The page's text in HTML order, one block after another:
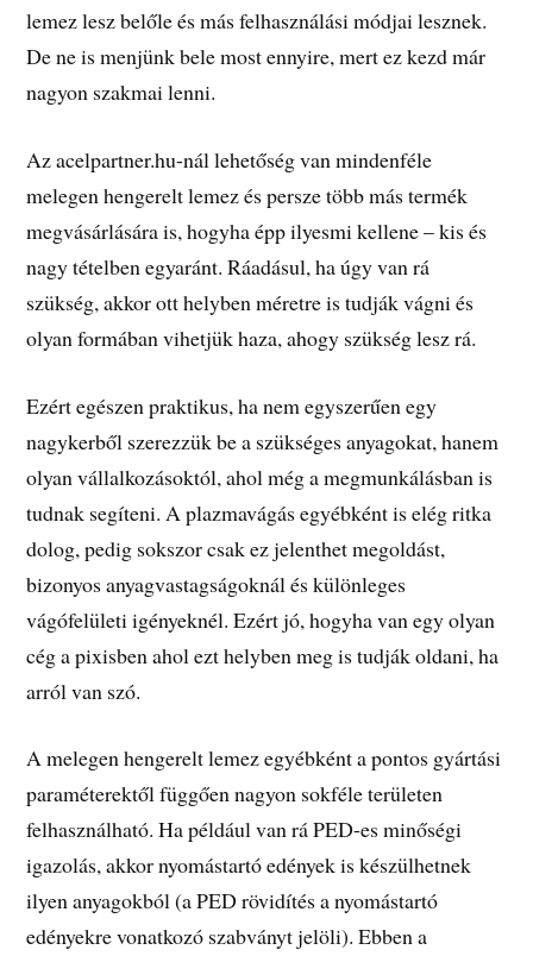
lemez lesz belőle és más felhasználási módjai lesznek.
De ne is menjünk bele most ennyire, mert ez kezd már
nagyon szakmai lenni.
Az acelpartner.hu-nál lehetőség van mindenféle
melegen hengerelt lemez és persze több más termék
megvásárlására is, hogyha épp ilyesmi kellene – kis és
nagy tételben egyaránt. Ráadásul, ha úgy van rá
szükség, akkor ott helyben méretre is tudják vágni és
olyan formában vihetjük haza, ahogy szükség lesz rá.
Ezért egészen praktikus, ha nem egyszerűen egy
nagykerből szerezzük be a szükséges anyagokat, hanem
olyan vállalkozásoktól, ahol még a megmunkálásban is
tudnak segíteni. A plazmavágás egyébként is elég ritka
dolog, pedig sokszor csak ez jelenthet megoldást,
bizonyos anyagvastagságoknál és különleges
vágófelületi igényeknél. Ezért jó, hogyha van egy olyan
cég a pixisben ahol ezt helyben meg is tudják oldani, ha
arról van szó.
A melegen hengerelt lemez egyébként a pontos gyártási
paraméterektől függően nagyon sokféle területen
felhasználható. Ha például van rá PED-es minőségi
igazolás, akkor nyomástartó edények is készülhetnek
ilyen anyagokból (a PED rövidítés a nyomástartó
edényekre vonatkozó szabványt jelöli). Ebben a